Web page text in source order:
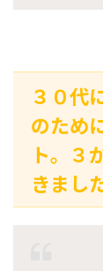
３０代
のため
ト。３
きまし